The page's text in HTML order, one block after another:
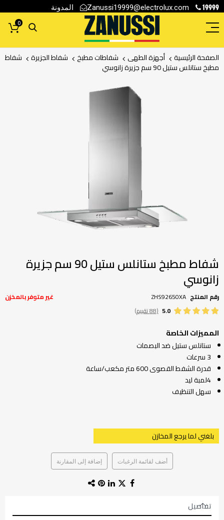
19999
Zanussi19999@electrolux.com المدونة
0
الصفحة الرئيسية أجهزة الطهى شفاطات مطبخ شفاط الجزيرة شفاط
مطبخ ستانلس ستيل 90 سم جزيرة زانوسي
بداية
معرض
الصور
شفاط مطبخ ستانلس ستيل 90 سم جزيرة
زانوسي
غير متوفر بالمخزن رقم المنتج ZHS92650XA
5.0 (88 تقييم)
المميزات الخاصة
ستانلس ستيل ضد البصمات
3 سرعات
قدرة الشفط القصوى 600 متر مكعب/ساعة
4لمبة ليد
سهل التنظيف
بلغني لما يرجع المخازن
أضف لقائمة الرغبات إضافة إلى المقارنة
تفاصيل